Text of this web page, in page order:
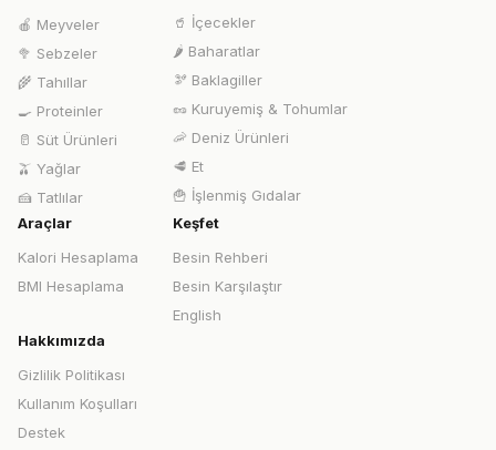
🍎 Meyveler
🥦 Sebzeler
🌾 Tahıllar
🍳 Proteinler
🥛 Süt Ürünleri
🫒 Yağlar
🍰 Tatlılar
🥤 İçecekler
🌶️ Baharatlar
🫘 Baklagiller
🥜 Kuruyemiş & Tohumlar
🦐 Deniz Ürünleri
🥩 Et
🍟 İşlenmiş Gıdalar
Araçlar
Kalori Hesaplama
BMI Hesaplama
Keşfet
Besin Rehberi
Besin Karşılaştır
English
Hakkımızda
Gizlilik Politikası
Kullanım Koşulları
Destek